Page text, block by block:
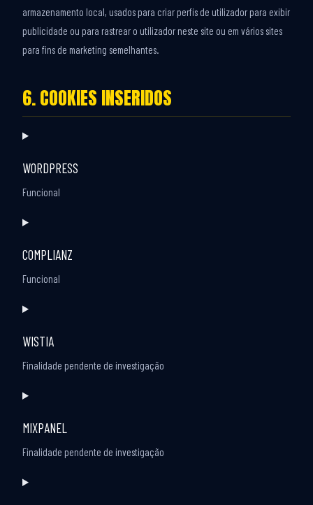
armazenamento local, usados para criar perfis de utilizador para exibir
publicidade ou para rastrear o utilizador neste site ou em vários sites
para fins de marketing semelhantes.
6. COOKIES INSERIDOS
WORDPRESS
Funcional
Consent
service
wordpress
COMPLIANZ
Funcional
Consent
service
complianz
WISTIA
Finalidade pendente de investigação
Consent
service
wistia
MIXPANEL
Finalidade pendente de investigação
Consent